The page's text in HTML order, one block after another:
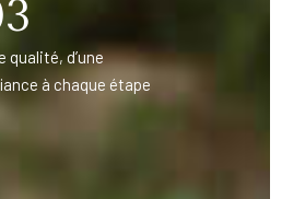
qualité, d’une
à chaque étape